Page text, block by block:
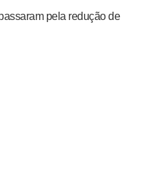
pela redução de